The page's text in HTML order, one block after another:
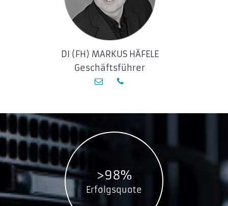
DI (FH) MARKUS HÄFELE
Geschäftsführer
>98%
Erfolgsquote